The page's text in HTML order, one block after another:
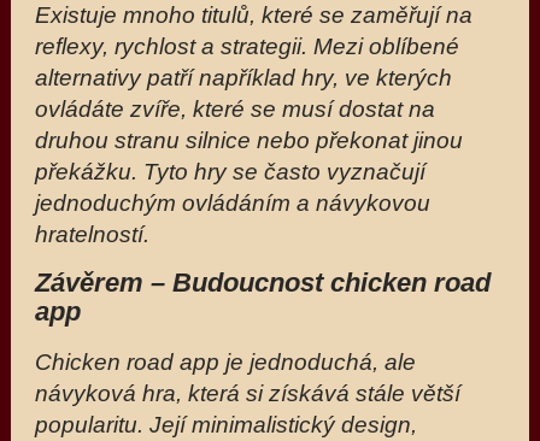
Existuje mnoho titulů, které se zaměřují na
reflexy, rychlost a strategii. Mezi oblíbené
alternativy patří například hry, ve kterých
ovládáte zvíře, které se musí dostat na
druhou stranu silnice nebo překonat jinou
překážku. Tyto hry se často vyznačují
jednoduchým ovládáním a návykovou
hratelností.
Závěrem – Budoucnost chicken road
app
Chicken road app je jednoduchá, ale
návyková hra, která si získává stále větší
popularitu. Její minimalistický design,